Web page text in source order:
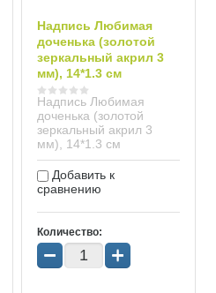
Надпись Любимая
доченька (золотой
зеркальный акрил 3
мм), 14*1.3 см
Надпись Любимая
доченька (золотой
зеркальный акрил 3
мм), 14*1.3 см
Добавить к
сравнению
Количество:
− +